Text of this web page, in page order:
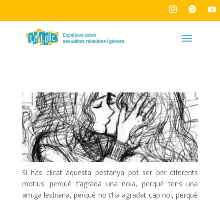
Si has clicat aquesta pestanya pot ser per diferents
motius: perquè t’agrada una noia, perquè tens una
amiga lesbiana, perquè no t’ha agradat cap noi, perquè